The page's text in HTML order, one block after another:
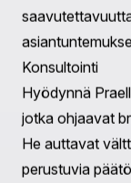
ylläpitäminen
myymäläsi
ja prosesseja.
varmistavat,
lisääntyvää